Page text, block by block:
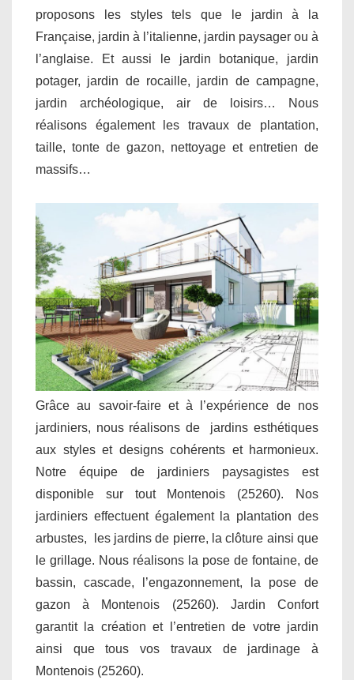
proposons les styles tels que le jardin à la
Française, jardin à l’italienne, jardin paysager ou à
l’anglaise. Et aussi le jardin botanique, jardin
potager, jardin de rocaille, jardin de campagne,
jardin archéologique, air de loisirs… Nous
réalisons également les travaux de plantation,
taille, tonte de gazon, nettoyage et entretien de
massifs…
Grâce au savoir-faire et à l’expérience de nos
jardiniers, nous réalisons de jardins esthétiques
aux styles et designs cohérents et harmonieux.
Notre équipe de jardiniers paysagistes est
disponible sur tout Montenois (25260). Nos
jardiniers effectuent également la plantation des
arbustes, les jardins de pierre, la clôture ainsi que
le grillage. Nous réalisons la pose de fontaine, de
bassin, cascade, l’engazonnement, la pose de
gazon à Montenois (25260). Jardin Confort
garantit la création et l’entretien de votre jardin
ainsi que tous vos travaux de jardinage à
Montenois (25260).